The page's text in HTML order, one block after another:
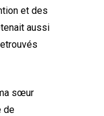
et des
aussi
sœur
de